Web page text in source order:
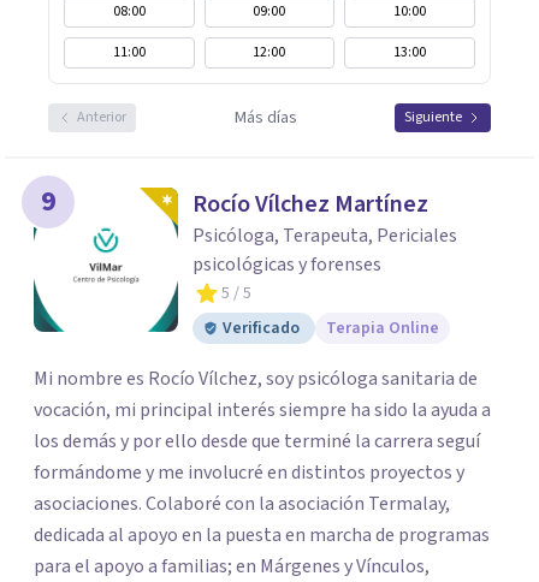
08:00 09:00
10:00
11:00
12:00 13:00
Anterior Más días Siguiente
9 Rocío Vílchez Martínez
Psicóloga, Terapeuta, Periciales
psicológicas y forenses
5 / 5
Verificado
Terapia Online
Mi nombre es Rocío Vílchez, soy psicóloga sanitaria de
vocación, mi principal interés siempre ha sido la ayuda a
los demás y por ello desde que terminé la carrera seguí
formándome y me involucré en distintos proyectos y
asociaciones. Colaboré con la asociación Termalay,
dedicada al apoyo en la puesta en marcha de programas
para el apoyo a familias; en Márgenes y Vínculos,